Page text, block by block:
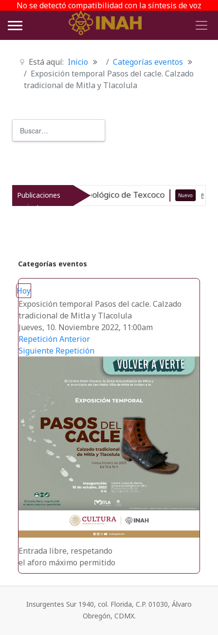
No se detectó compatibilidad con la síntesis de voz
Está aquí: Inicio
Categorías eventos
Exposición temporal Pasos del cacle. Calzado
tradicional de Mitla y Tlacolula
Publicaciones
recientes
el patrimonio arqueológico de Texcoco Nuevo 07-
Categorías eventos
Hoy
Exposición temporal Pasos del cacle. Calzado
tradicional de Mitla y Tlacolula
Jueves, 10. Noviembre 2022, 11:00am
Repetición Anterior
Siguiente Repetición
Entrada libre, respetando
el aforo máximo permitido
Insurgentes Sur 1940, col. Florida, C.P. 01030, Álvaro
Obregón, CDMX.